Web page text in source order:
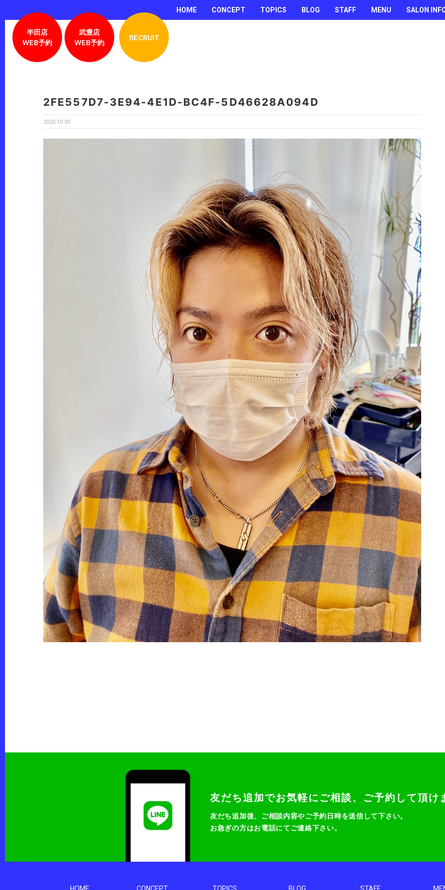
HOME CONCEPT TOPICS BLOG STAFF MENU SALON
半田店
WEB予約
武豊店
WEB予約
RECRUIT
2FE557D7-3E94-4E1D-BC4F-5D46628A094D
2020.10.30
友だち追加でお気軽にご相談、ご予約して頂け
友だち追加後、ご相談内容やご予約日時を送信して下さい。
お急ぎの方はお電話にてご連絡下さい。